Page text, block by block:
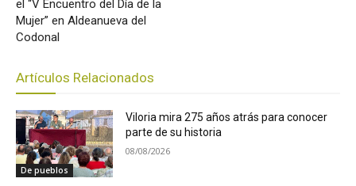
el “V Encuentro del Día de la
Mujer” en Aldeanueva del
Codonal
Artículos Relacionados
De pueblos
Viloria mira 275 años atrás para conocer
parte de su historia
08/08/2026